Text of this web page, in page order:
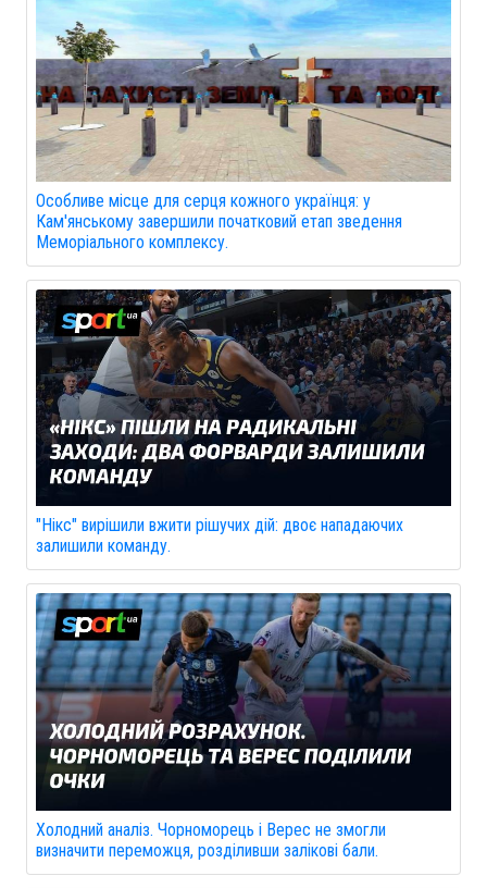
Особливе місце для серця кожного українця: у
Кам'янському завершили початковий етап зведення
Меморіального комплексу.
"Нікс" вирішили вжити рішучих дій: двоє нападаючих
залишили команду.
Холодний аналіз. Чорноморець і Верес не змогли
визначити переможця, розділивши залікові бали.